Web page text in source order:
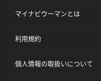
マイナビウーマンとは
利用規約
個人情報の取扱いについて